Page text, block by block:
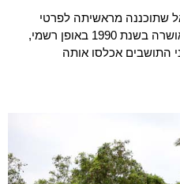
שתוכננה מראשיתה לפרטי
פרטים (ע"י משה ספדיה( מודיעין אושרה בשנת 1990 באופן רשמי,